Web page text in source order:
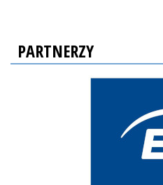
PARTNERZY